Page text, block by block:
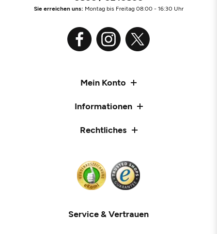
Sie erreichen uns: Montag bis Freitag 08:00 - 16:30 Uhr
Mein Konto
Informationen
Rechtliches
Service & Vertrauen